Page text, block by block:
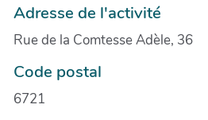
Adresse de l'activité
Rue de la Comtesse Adèle, 36
Code postal
6721